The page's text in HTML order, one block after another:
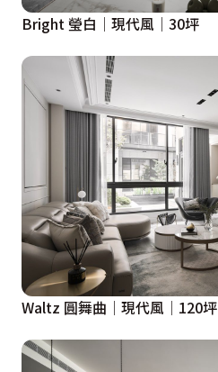
Bright 瑩白│現代風│30坪
Waltz 圓舞曲│現代風│120坪